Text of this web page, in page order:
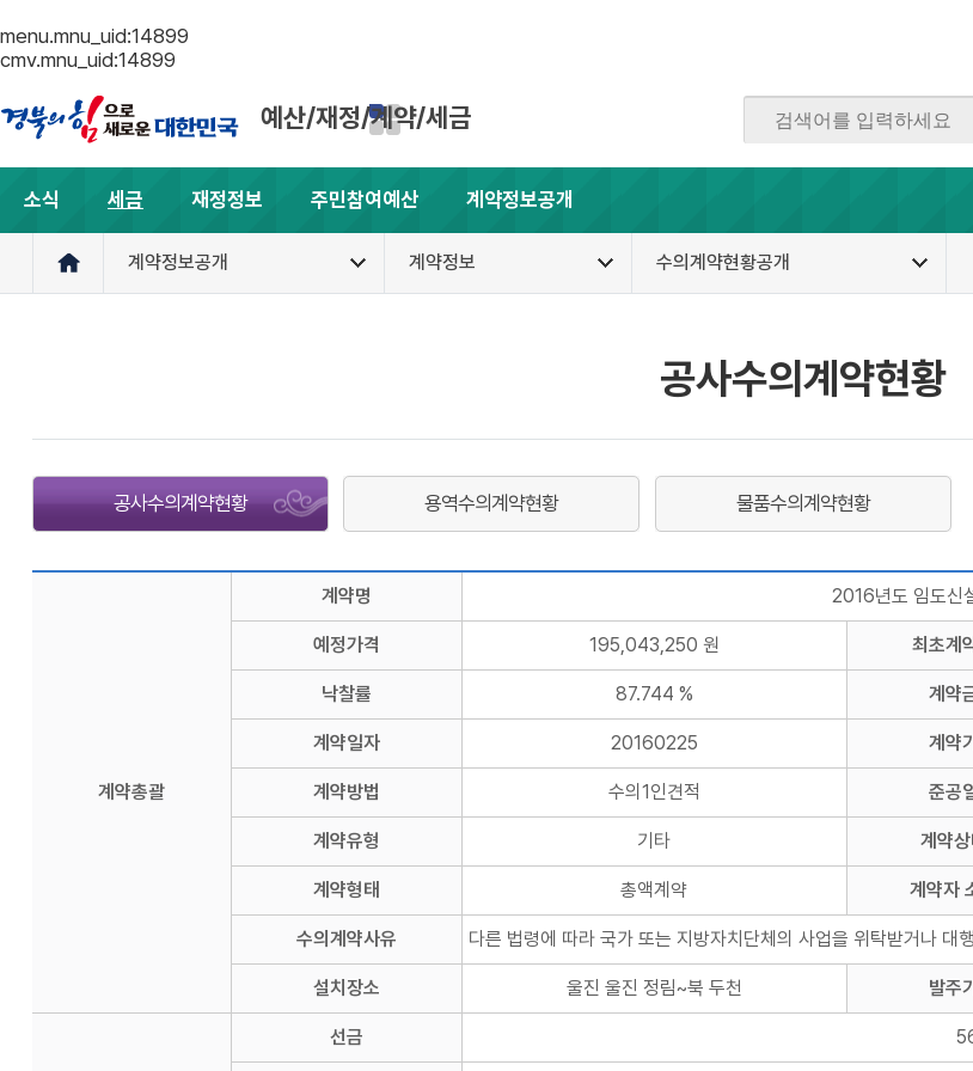
menu.mnu_uid:14899
cmv.mnu_uid:14899
예산/재정/계약/세금
소식 세금 재정정보 주민참여예산 계약정보공개
계약정보공개 계약정보 수의계약현황공개
공사수의계약현황
공사수의계약현황 용역수의계약현황 물품수의계약현황
계약총괄
계약명 2016년도 임도신
예정가격 195,043,250 원 최초계
낙찰률 87.744 % 계약
계약일자 20160225 계약
계약방법 수의1인견적 준공
계약유형 기타 계약
계약형태 총액계약 계약자
수의계약사유 다른 법령에 따라 국가 또는 지방자치단체의 사업을 위탁받거나 대
설치장소 울진 울진 정림~북 두천 발주
선금